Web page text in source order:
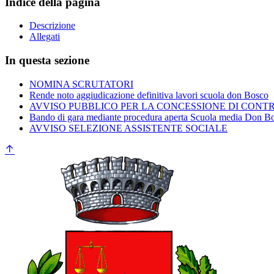
Descrizione
Allegati
In questa sezione
NOMINA SCRUTATORI
Rende noto aggiudicazione definitiva lavori scuola don Bosco
AVVISO PUBBLICO PER LA CONCESSIONE DI
Bando di gara mediante procedura aperta Scuola media Don
AVVISO SELEZIONE ASSISTENTE SOCIALE